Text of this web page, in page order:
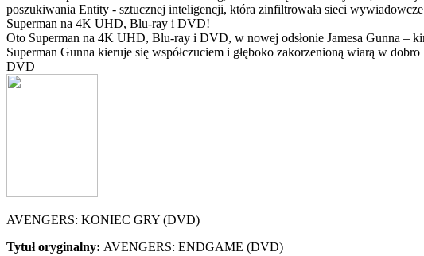
poszukiwania Entity - sztucznej inteligencji, która zinfiltrowała sieci
Superman na 4K UHD, Blu-ray i DVD!
Oto Superman na 4K UHD, Blu-ray i DVD, w nowej odsłonie Jamesa Gunna –
Superman Gunna kieruje się współczuciem i głęboko zakorzenioną wiarą w
DVD
AVENGERS: KONIEC GRY (DVD)
Tytuł oryginalny: AVENGERS: ENDGAME (DVD)